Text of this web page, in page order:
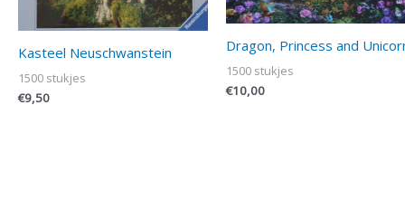
Kasteel Neuschwanstein
1500 stukjes
€9,50
Dragon, Princess and
1500 stukjes
€10,00